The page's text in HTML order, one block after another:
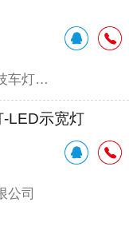
深圳伏欧尔科技车灯有限公司
LED示宽灯
公司